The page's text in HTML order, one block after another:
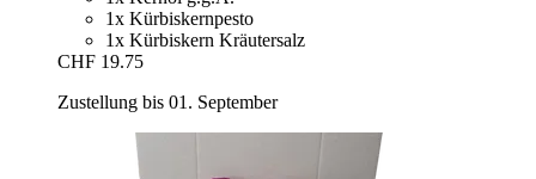
1x Kürbiskernpesto
1x Kürbiskern Kräutersalz
CHF 19.75
Zustellung bis 01. September